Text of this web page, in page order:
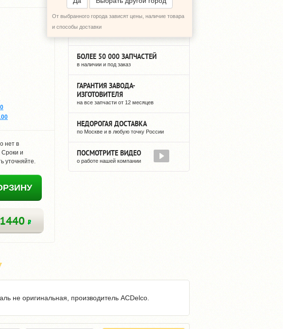
нет в
Сроки и
уточняйте.
1440
От выбранного города зависят цены, наличие товара
и способы доставки12 ЛЕТ НА РЫНКЕ
БОЛЕЕ 50 000 ЗАПЧАСТЕЙ
в наличии и под заказ
ГАРАНТИЯ ЗАВОДА-
ИЗГОТОВИТЕЛЯ
на все запчасти от 12 месяцев
НЕДОРОГАЯ ДОСТАВКА
по Москве и в любую точку России
ПОСМОТРИТЕ ВИДЕО
о работе нашей компании
не оригинальная, производитель ACDelco.